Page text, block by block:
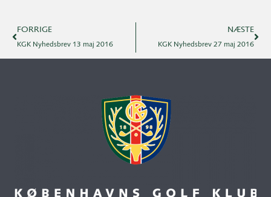
FORRIGE
KGK Nyhedsbrev 13 maj 2016
NÆSTE
KGK Nyhedsbrev 27 maj 2016